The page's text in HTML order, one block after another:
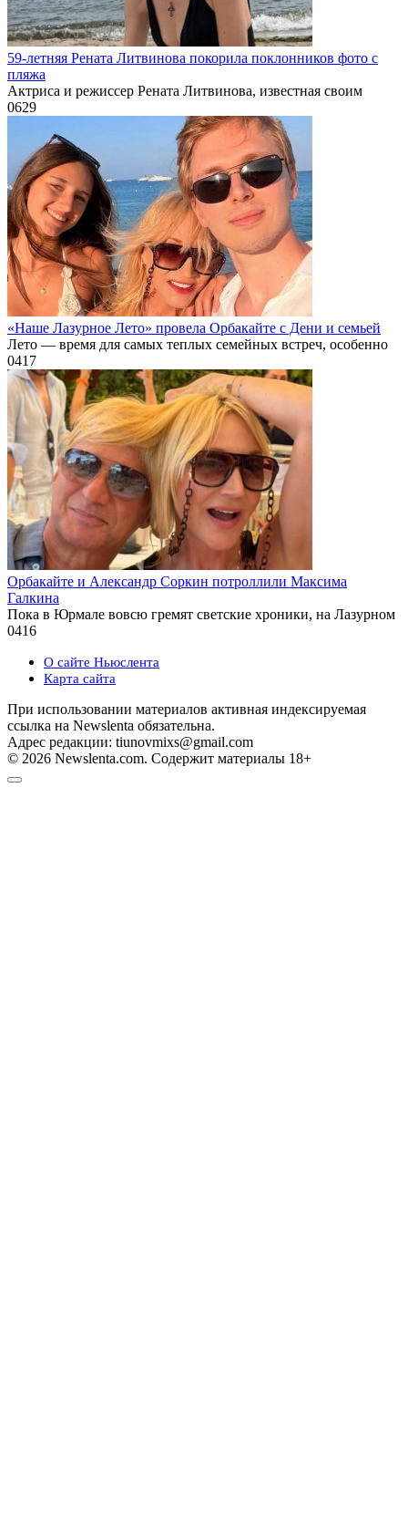
59-летняя Рената Литвинова покорила поклонников фото с
пляжа
Актриса и режиссер Рената Литвинова, известная своим
0629
«Наше Лазурное Лето» провела Орбакайте с Дени и семьей
Лето — время для самых теплых семейных встреч, особенно
0417
Орбакайте и Александр Соркин потроллили Максима
Галкина
Пока в Юрмале вовсю гремят светские хроники, на Лазурном
0416
О сайте Ньюслента
Карта сайта
При использовании материалов активная индексируемая
ссылка на Newslenta обязательна.
Адрес редакции: tiunovmixs@gmail.com
© 2026 Newslenta.com. Содержит материалы 18+